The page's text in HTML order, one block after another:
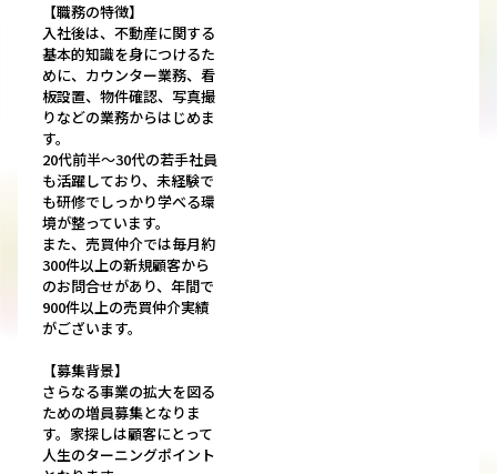
【職務の特徴】
入社後は、不動産に関する
基本的知識を身につけるた
めに、カウンター業務、看
板設置、物件確認、写真撮
りなどの業務からはじめま
す。
20代前半～30代の若手社員
も活躍しており、未経験で
も研修でしっかり学べる環
境が整っています。
また、売買仲介では毎月約
300件以上の新規顧客から
のお問合せがあり、年間で
900件以上の売買仲介実績
がございます。
【募集背景】
さらなる事業の拡大を図る
ための増員募集となりま
す。家探しは顧客にとって
人生のターニングポイント